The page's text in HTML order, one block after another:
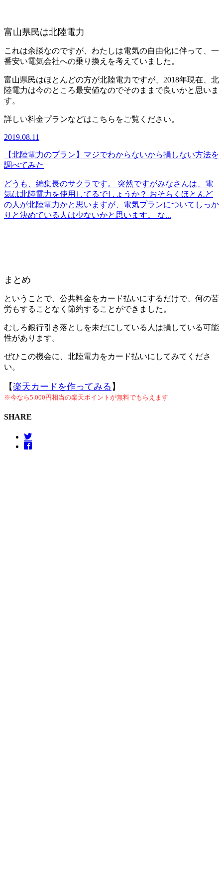
富山県民は北陸電力
これは余談なのですが、わたしは電気の自由化に伴って、一
番安い電気会社への乗り換えを考えていました。
富山県民はほとんどの方が北陸電力ですが、2018年現在、北
陸電力は今のところ最安値なのでそのままで良いかと思いま
す。
詳しい料金プランなどはこちらをご覧ください。
2019.08.11
【北陸電力のプラン】マジでわからないから損しない方法を
調べてみた
どうも、編集長のサクラです。 突然ですがみなさんは、電
気は北陸電力を使用してるでしょうか？ おそらくほとんど
の人が北陸電力かと思いますが、電気プランについてしっか
りと決めている人は少ないかと思います。 な...
まとめ
ということで、公共料金をカード払いにするだけで、何の苦
労もすることなく節約することができました。
むしろ銀行引き落としを未だにしている人は損している可能
性があります。
ぜひこの機会に、北陸電力をカード払いにしてみてくださ
い。
【楽天カードを作ってみる 】
※今なら5.000円相当の楽天ポイントが無料でもらえます
SHARE